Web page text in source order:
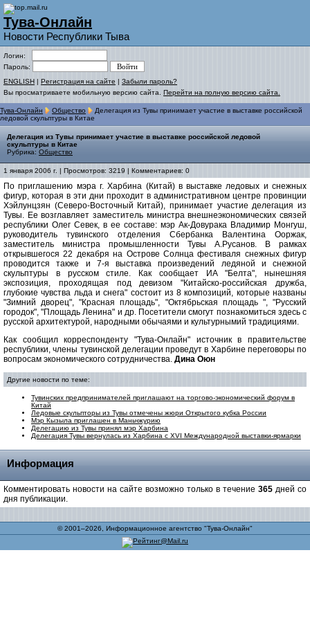
Тува-Онлайн
Новости Республики Тыва
Логин:
Пароль:
ENGLISH | Регистрация на сайте | Забыли пароль?
Вы просматриваете мобильную версию сайта. Перейти на полную версию сайта.
Тува-Онлайн Общество
Делегация из Тувы принимает участие в выставке российской
ледовой скульптуры в Китае
Делегация из Тувы принимает участие в выставке российской ледовой
скульптуры в Китае
Рубрика: Общество
1 января 2006 г. | Просмотров: 3219 | Комментариев: 0
По приглашению мэра г. Харбина (Китай) в выставке ледовых и снежных
фигур, которая в эти дни проходит в административном центре провинции
Хэйлунцзян (Северо-Восточный Китай), принимает участие делегация из
Тувы. Ее возглавляет заместитель министра внешнеэкономических связей
республики Олег Севек, в ее составе: мэр Ак-Довурака Владимир Монгуш,
руководитель тувинского отделения Сбербанка Валентина Ооржак,
заместитель министра промышленности Тувы А.Русанов. В рамках
открывшегося 22 декабря на Острове Солнца фестиваля снежных фигур
проводится также и 7-я выставка произведений ледяной и снежной
скульптуры в русском стиле. Как сообщает ИА "Белта", нынешняя
экспозиция, проходящая под девизом "Китайско-российская дружба,
глубокие чувства льда и снега" состоит из 8 композиций, которые названы
"Зимний дворец", "Красная площадь", "Октябрьская площадь ", "Русский
городок", "Площадь Ленина" и др. Посетители смогут познакомиться здесь с
русской архитектурой, народными обычаями и культурнымий традициями.
Как сообщил корреспонденту "Тува-Онлайн" источник в правительстве
республики, члены тувинской делегации проведут в Харбине переговоры по
вопросам экономического сотрудничества. Дина Оюн
Другие новости по теме:
Тувинских предпринимателей приглашают на торгово-экономический форум в
Китай
Ледовые скульпторы из Тувы отмечены жюри Открытого кубка России
Мэр Кызыла приглашен в Маньчжурию
Делегацию из Тувы принял мэр Харбина
Делегация Тувы вернулась из Харбина с XVI Международной выставки-ярмарки
Информация
Комментировать новости на сайте возможно только в течение 365 дней со
дня публикации.
© 2001–2026, Информационное агентство "Тува-Онлайн"